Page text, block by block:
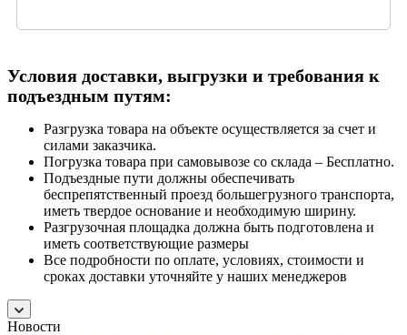
Условия доставки, выгрузки и требования к
подъездным путям:
Разгрузка товара на объекте осуществляется за счет и
силами заказчика.
Погрузка товара при самовывозе со склада – Бесплатно.
Подъездные пути должны обеспечивать
беспрепятственный проезд большегрузного транспорта,
иметь твердое основание и необходимую ширину.
Разгрузочная площадка должна быть подготовлена и
иметь соответствующие размеры
Все подробности по оплате, условиях, стоимости и
сроках доставки уточняйте у наших менеджеров
Новости